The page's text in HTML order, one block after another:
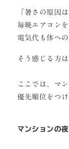
「暑さの原因
毎晩エアコン
電気代も体へ
そう感じる方
ここでは、マ
優先順位をつ
マンションの